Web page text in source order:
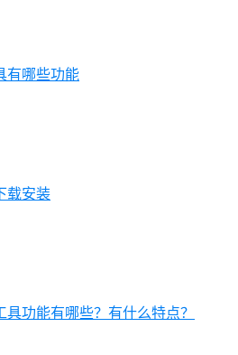
有哪些功能
载安装
具功能有哪些？有什么特点？